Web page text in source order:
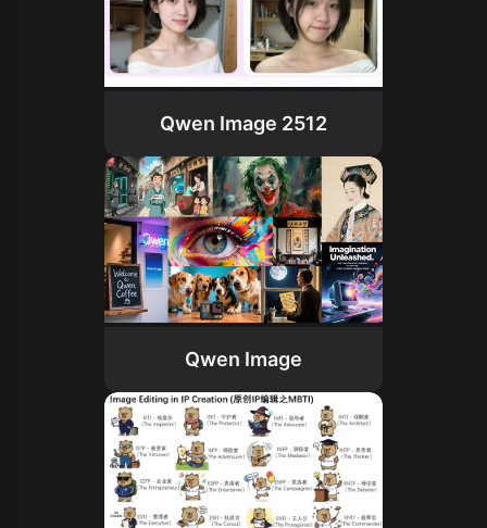
Qwen Image 2512
Qwen Image